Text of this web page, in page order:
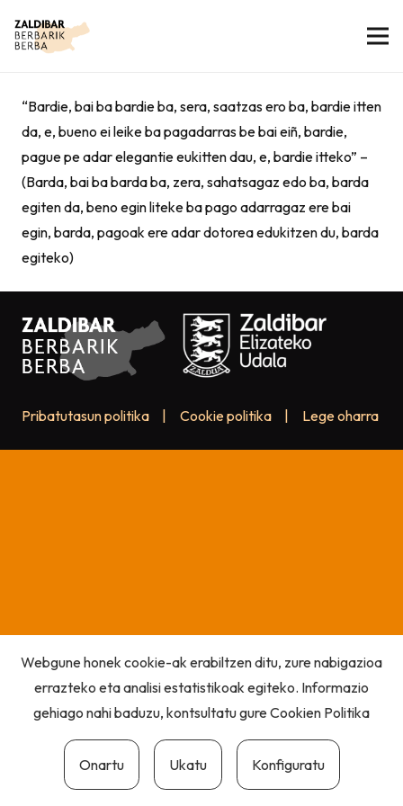
“Bardie, bai ba bardie ba, sera, saatzas ero ba, bardie itten
da, e, bueno ei leike ba pagadarras be bai eiñ, bardie,
pague pe adar elegantie eukitten dau, e, bardie itteko” –
(Barda, bai ba barda ba, zera, sahatsagaz edo ba, barda
egiten da, beno egin liteke ba pago adarragaz ere bai
egin, barda, pagoak ere adar dotorea edukitzen du, barda
egiteko)
Pribatutasun politika Cookie politika Lege oharra
Webgune honek cookie-ak erabiltzen ditu, zure nabigazioa
errazteko eta analisi estatistikoak egiteko. Informazio
gehiago nahi baduzu, kontsultatu gureCookien Politika
Onartu Ukatu Konfiguratu